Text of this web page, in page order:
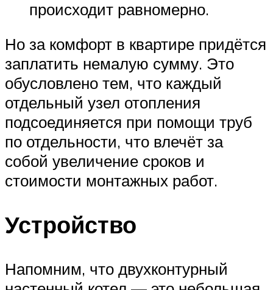
происходит равномерно.
Но за комфорт в квартире придётся
заплатить немалую сумму. Это
обусловлено тем, что каждый
отдельный узел отопления
подсоединяется при помощи труб
по отдельности, что влечёт за
собой увеличение сроков и
стоимости монтажных работ.
Устройство
Напомним, что двухконтурный